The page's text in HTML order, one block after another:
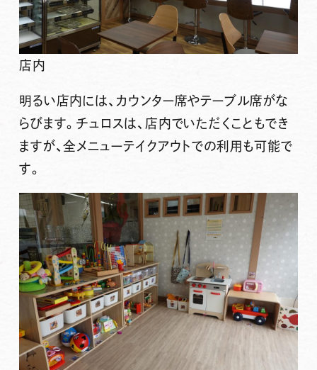
店内
明るい店内には、カウンター席やテーブル席がな
らびます。チュロスは、店内でいただくこともでき
ますが、全メニューテイクアウトでの利用も可能で
す。